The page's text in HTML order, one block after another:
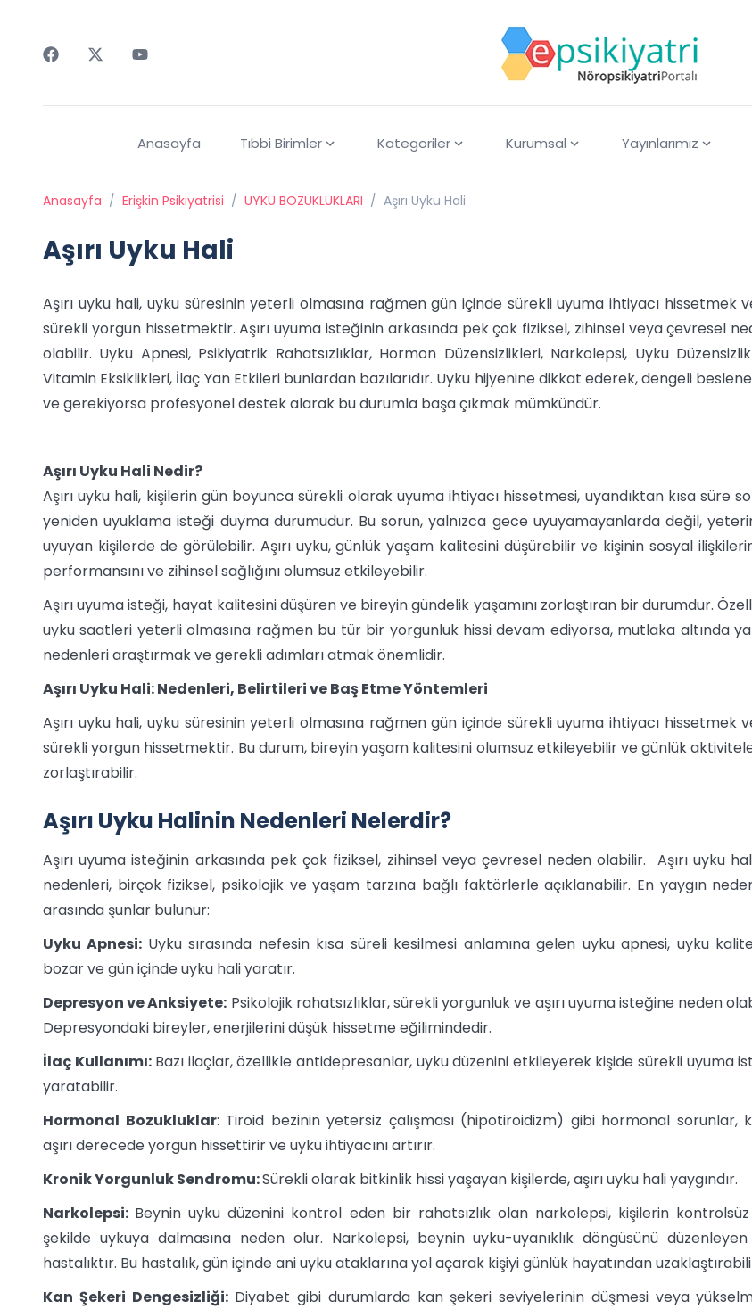
Anasayfa Tıbbi Birimler Kategoriler Kurumsal Yayınlarımız
Anasayfa / Erişkin Psikiyatrisi / UYKU BOZUKLUKLARI / Aşırı Uyku Hali
Aşırı Uyku Hali
Aşırı uyku hali, uyku süresinin yeterli olmasına rağmen gün içinde sürekli uyuma ihtiyacı hissetmek
sürekli yorgun hissetmektir. Aşırı uyuma isteğinin arkasında pek çok fiziksel, zihinsel veya çevresel
olabilir. Uyku Apnesi, Psikiyatrik Rahatsızlıklar, Hormon Düzensizlikleri, Narkolepsi, Uyku
Vitamin Eksiklikleri, İlaç Yan Etkileri bunlardan bazılarıdır. Uyku hijyenine dikkat ederek, dengeli
ve gerekiyorsa profesyonel destek alarak bu durumla başa çıkmak mümkündür.
Aşırı Uyku Hali Nedir?
Aşırı uyku hali, kişilerin gün boyunca sürekli olarak uyuma ihtiyacı hissetmesi, uyandıktan kısa süre
yeniden uyuklama isteği duyma durumudur. Bu sorun, yalnızca gece uyuyamayanlarda değil,
uyuyan kişilerde de görülebilir. Aşırı uyku, günlük yaşam kalitesini düşürebilir ve kişinin sosyal
performansını ve zihinsel sağlığını olumsuz etkileyebilir.
Aşırı uyuma isteği, hayat kalitesini düşüren ve bireyin gündelik yaşamını zorlaştıran bir durumdur.
uyku saatleri yeterli olmasına rağmen bu tür bir yorgunluk hissi devam ediyorsa, mutlaka altında
nedenleri araştırmak ve gerekli adımları atmak önemlidir.
Aşırı Uyku Hali: Nedenleri, Belirtileri ve Baş Etme Yöntemleri
Aşırı uyku hali, uyku süresinin yeterli olmasına rağmen gün içinde sürekli uyuma ihtiyacı hissetmek
sürekli yorgun hissetmektir. Bu durum, bireyin yaşam kalitesini olumsuz etkileyebilir ve günlük
zorlaştırabilir.
Aşırı Uyku Halinin Nedenleri Nelerdir?
Aşırı uyuma isteğinin arkasında pek çok fiziksel, zihinsel veya çevresel neden olabilir. Aşırı uyku
nedenleri, birçok fiziksel, psikolojik ve yaşam tarzına bağlı faktörlerle açıklanabilir. En yaygın
arasında şunlar bulunur:
Uyku Apnesi: Uyku sırasında nefesin kısa süreli kesilmesi anlamına gelen uyku apnesi, uyku
bozar ve gün içinde uyku hali yaratır.
Depresyon ve Anksiyete: Psikolojik rahatsızlıklar, sürekli yorgunluk ve aşırı uyuma isteğine neden
Depresyondaki bireyler, enerjilerini düşük hissetme eğilimindedir.
İlaç Kullanımı:Bazı ilaçlar, özellikle antidepresanlar, uyku düzenini etkileyerek kişide sürekli uyuma
yaratabilir.
Hormonal Bozukluklar: Tiroid bezinin yetersiz çalışması (hipotiroidizm) gibi hormonal sorunlar,
aşırı derecede yorgun hissettirir ve uyku ihtiyacını artırır.
Kronik Yorgunluk Sendromu:Sürekli olarak bitkinlik hissi yaşayan kişilerde, aşırı uyku hali yaygındır.
Narkolepsi: Beynin uyku düzenini kontrol eden bir rahatsızlık olan narkolepsi, kişilerin
şekilde uykuya dalmasına neden olur. Narkolepsi, beynin uyku-uyanıklık döngüsünü
hastalıktır. Bu hastalık, gün içinde ani uyku ataklarına yol açarak kişiyi günlük hayatından
Kan Şekeri Dengesizliği:Diyabet gibi durumlarda kan şekeri seviyelerinin düşmesi veya